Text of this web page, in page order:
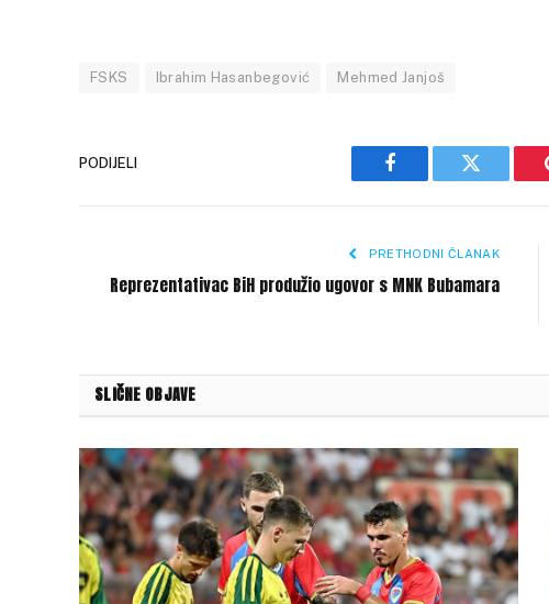
FSKS Ibrahim Hasanbegović Mehmed Janjoš
PODIJELI
Facebook Twitter
PRETHODNI ČLANAK
Reprezentativac BiH produžio ugovor s MNK Bubamara
SLIČNE OBJAVE